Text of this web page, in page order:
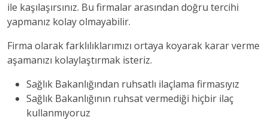
ile kaşılaşırsınız. Bu firmalar arasından doğru tercihi
yapmanız kolay olmayabilir.
Firma olarak farklılıklarımızı ortaya koyarak karar verme
aşamanızı kolaylaştırmak isteriz.
Sağlık Bakanlığından ruhsatlı ilaçlama firmasıyız
Sağlık Bakanlığının ruhsat vermediği hiçbir ilaç
kullanmıyoruz